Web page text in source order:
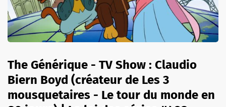
The Générique - TV Show : Claudio
Biern Boyd (créateur de Les 3
mousquetaires - Le tour du monde en